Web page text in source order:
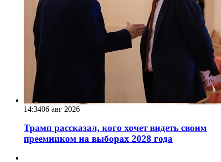
14:3406 авг 2026
Трамп рассказал, кого хочет видеть своим
преемником на выборах 2028 года